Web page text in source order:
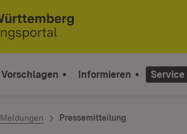
Vorschlagen Informieren Service
Meldungen Pressemitteilung